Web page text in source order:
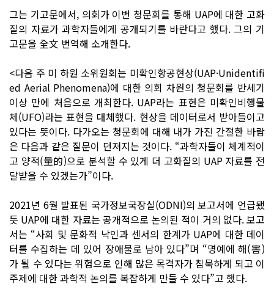
그는 기고문에서, 의회가 이번 청문회를 통해 UAP에 대한 고화
질의 자료가 과학자들에게 공개되기를 바란다고 했다. 그의 기
고문을 全文 번역해 소개한다.
<다음 주 미 하원 소위원회는 미확인항공현상(UAP·Unidentifi
ed Aerial Phenomena)에 대한 의회 차원의 청문회를 반세기
이상 만에 처음으로 개최한다. UAP라는 표현은 미확인비행물
체(UFO)라는 표현을 대체했다. 현상을 데이터로서 받아들이고
있다는 뜻이다. 다가오는 청문회에 대해 내가 가진 간절한 바람
은 다음과 같은 질문이 던져지는 것이다. “과학자들이 체계적이
고 양적(量的)으로 분석할 수 있게 더 고화질의 UAP 자료를 전
달받을 수 있겠는가”이다.
2021년 6월 발표된 국가정보국장실(ODNI)의 보고서에 언급됐
듯 UAP에 대한 자료는 공개적으로 논의된 적이 거의 없다. 보고
서는 “사회 및 문화적 낙인과 센서의 한계가 UAP에 대한 데이
터를 수집하는 데 있어 장애물로 남아 있다”며 “명예에 해(害)
가 될 수 있다는 위험으로 인해 많은 목격자가 침묵하게 되고 이
주제에 대한 과학적 논의를 복잡하게 만들 수 있다”고 했다.